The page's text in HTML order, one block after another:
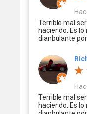
Terrible mal
haciendo. Es
dianbulante por
Terrible mal
haciendo. Es